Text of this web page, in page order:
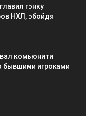
гонку
НХЛ, обойдя
комьюнити
бывшими игроками